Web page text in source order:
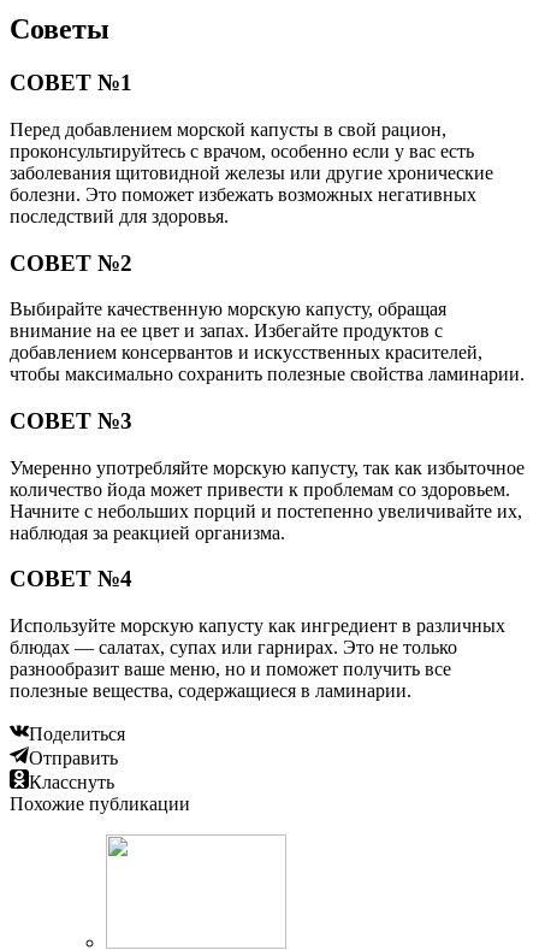
Советы
СОВЕТ №1
Перед добавлением морской капусты в свой рацион,
проконсультируйтесь с врачом, особенно если у вас есть
заболевания щитовидной железы или другие хронические
болезни. Это поможет избежать возможных негативных
последствий для здоровья.
СОВЕТ №2
Выбирайте качественную морскую капусту, обращая
внимание на ее цвет и запах. Избегайте продуктов с
добавлением консервантов и искусственных красителей,
чтобы максимально сохранить полезные свойства ламинарии.
СОВЕТ №3
Умеренно употребляйте морскую капусту, так как избыточное
количество йода может привести к проблемам со здоровьем.
Начните с небольших порций и постепенно увеличивайте их,
наблюдая за реакцией организма.
СОВЕТ №4
Используйте морскую капусту как ингредиент в различных
блюдах — салатах, супах или гарнирах. Это не только
разнообразит ваше меню, но и поможет получить все
полезные вещества, содержащиеся в ламинарии.
Поделиться
Отправить
Класснуть
Похожие публикации